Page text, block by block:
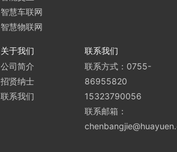
智慧车联网
智慧物联网
关于我们
公司简介
招贤纳士
联系我们
联系我们
联系方式：0755-
86955820
15323790056
联系邮箱：